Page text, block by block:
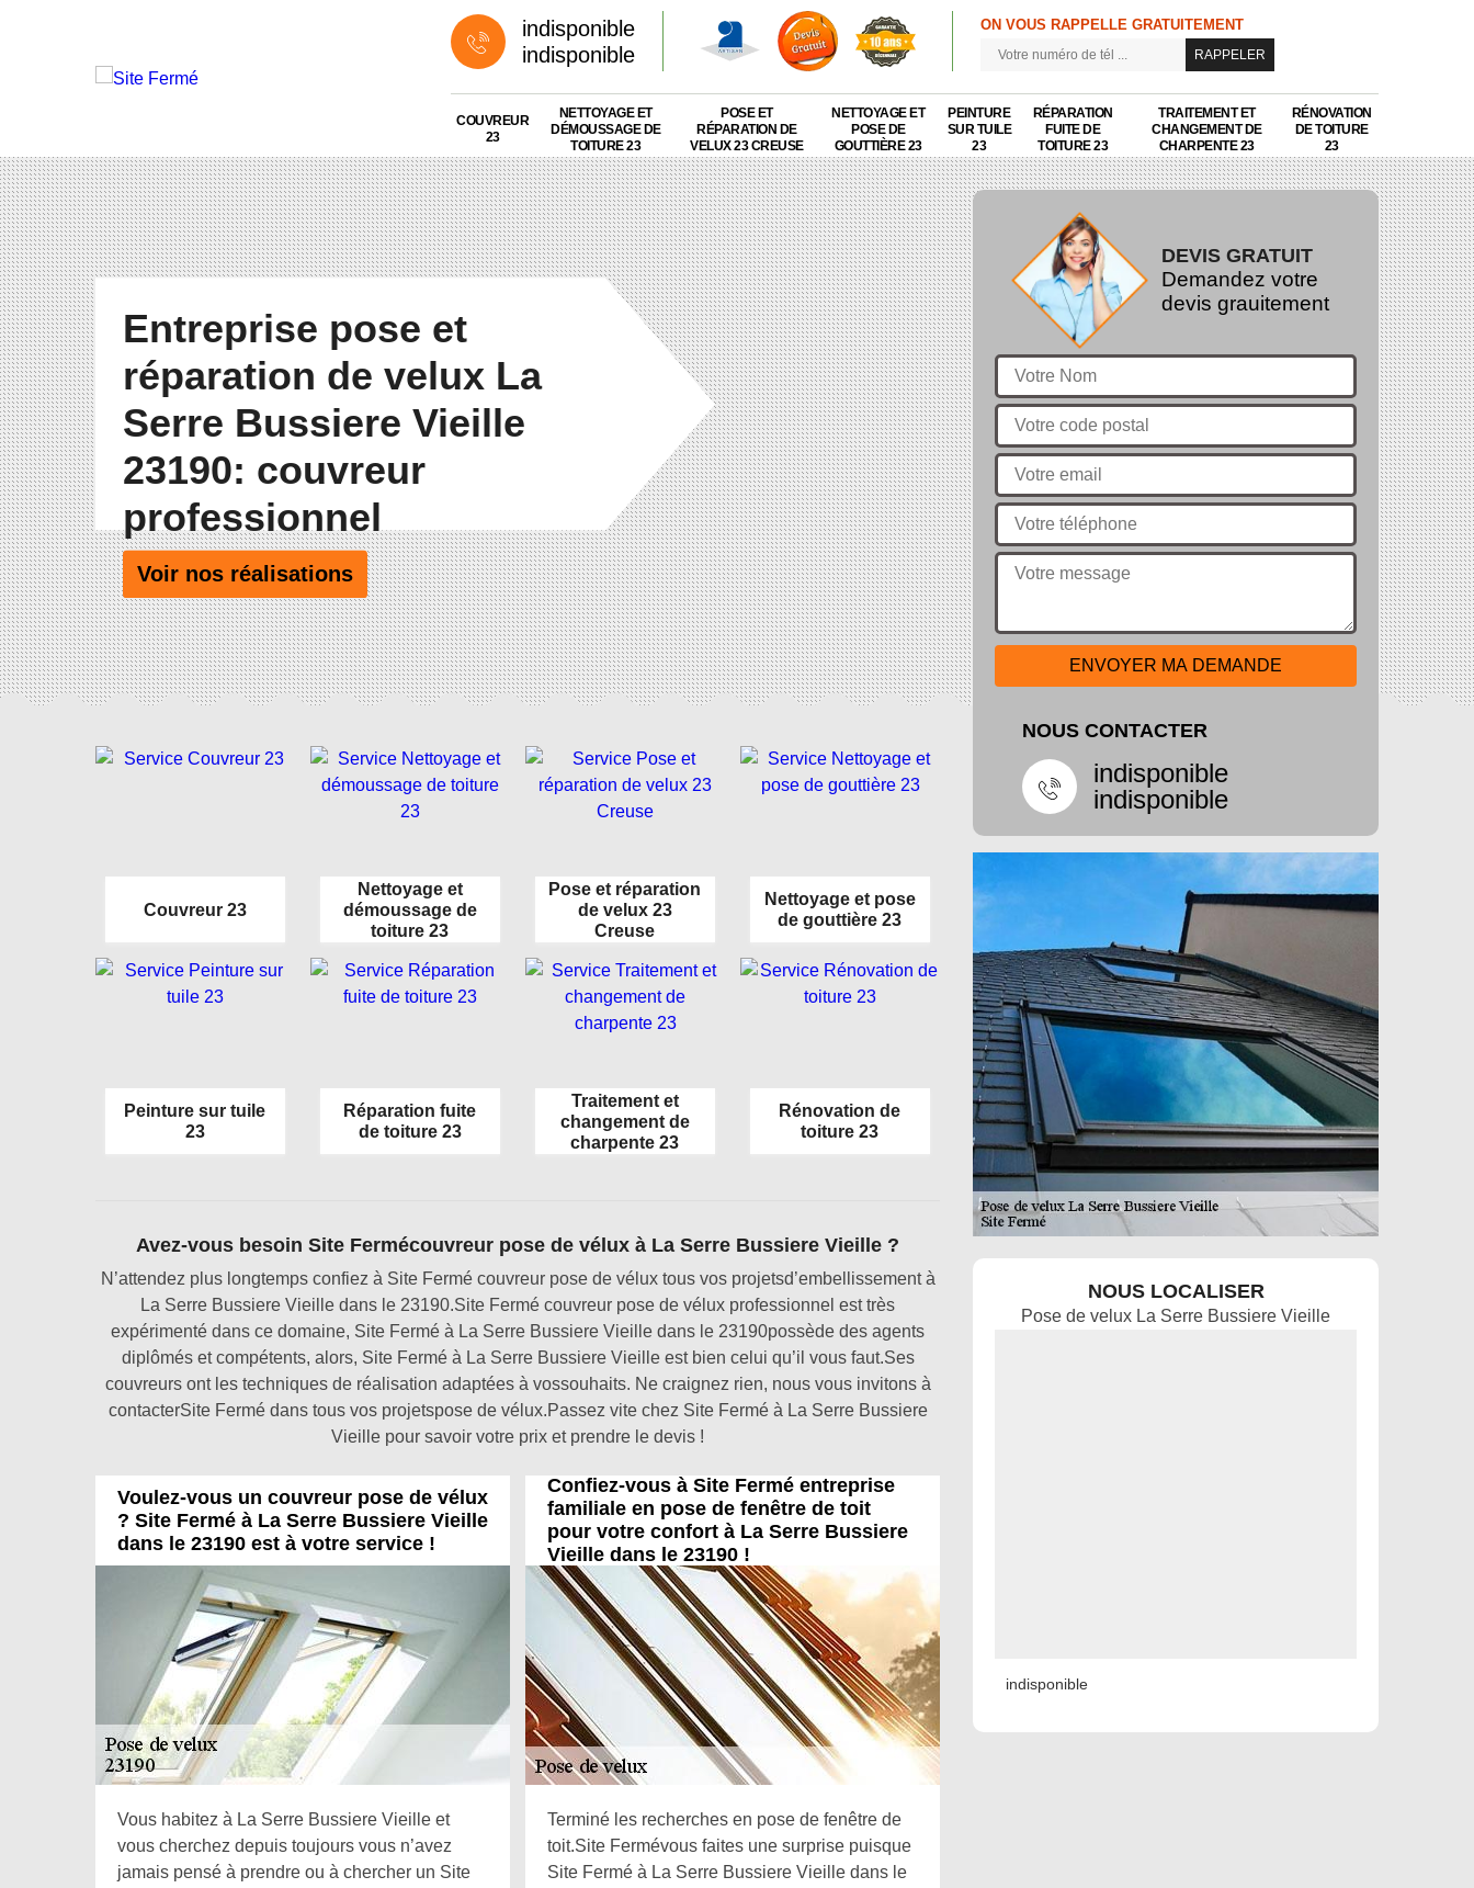
indisponible
indisponible
ON VOUS RAPPELLE GRATUITEMENT
COUVREUR
23
NETTOYAGE ET
DÉMOUSSAGE DE
TOITURE 23
POSE ET
RÉPARATION DE
VELUX 23 CREUSE
NETTOYAGE ET
POSE DE
GOUTTIÈRE 23
PEINTURE
SUR TUILE
23
RÉPARATION
FUITE DE
TOITURE 23
TRAITEMENT ET
CHANGEMENT DE
CHARPENTE 23
RÉNOVATION
DE TOITURE
23
Entreprise pose et
réparation de velux La
Serre Bussiere Vieille
23190: couvreur
professionnel
Voir nos réalisations
Couvreur 23
Nettoyage et
démoussage de
toiture 23
Pose et réparation
de velux 23
Creuse
Nettoyage et pose
de gouttière 23
Peinture sur tuile
23
Réparation fuite
de toiture 23
Traitement et
changement de
charpente 23
Rénovation de
toiture 23
Avez-vous besoin Site Fermécouvreur pose de vélux à La Serre Bussiere Vieille ?
N’attendez plus longtemps confiez à Site Fermé couvreur pose de vélux tous vos projetsd’embellissement à
La Serre Bussiere Vieille dans le 23190.Site Fermé couvreur pose de vélux professionnel est très
expérimenté dans ce domaine, Site Fermé à La Serre Bussiere Vieille dans le 23190possède des agents
diplômés et compétents, alors, Site Fermé à La Serre Bussiere Vieille est bien celui qu’il vous faut.Ses
couvreurs ont les techniques de réalisation adaptées à vossouhaits. Ne craignez rien, nous vous invitons à
contacterSite Fermé dans tous vos projetspose de vélux.Passez vite chez Site Fermé à La Serre Bussiere
Vieille pour savoir votre prix et prendre le devis !
Voulez-vous un couvreur pose de vélux
? Site Fermé à La Serre Bussiere Vieille
dans le 23190 est à votre service !
Vous habitez à La Serre Bussiere Vieille et
vous cherchez depuis toujours vous n’avez
jamais pensé à prendre ou à chercher un Site
Confiez-vous à Site Fermé entreprise
familiale en pose de fenêtre de toit
pour votre confort à La Serre Bussiere
Vieille dans le 23190 !
Terminé les recherches en pose de fenêtre de
toit.Site Fermévous faites une surprise puisque
Site Fermé à La Serre Bussiere Vieille dans le
DEVIS GRATUIT
Demandez votre
devis grauitement
NOUS CONTACTER
indisponible
indisponible
NOUS LOCALISER
Pose de velux La Serre Bussiere Vieille
indisponible